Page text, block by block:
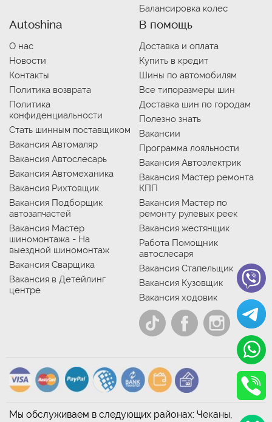
Балансировка колес
Autoshina
О нас
Новости
Контакты
Политика возврата
Политика
конфиденциальности
Стать шинным поставщиком
Вакансия Автомаляр
Вакансия Автослесарь
Вакансия Автомеханика
Вакансия Рихтовщик
Вакансия Подборщик
автозапчастей
Вакансия Мастер
шиномонтажа - На
выездной шиномонтаж
Вакансия Сварщика
Вакансия в Детейлинг
центре
В помощь
Доставка и оплата
Купить в кредит
Шины по автомобилям
Все типоразмеры шин
Доставка шин по городам
Полезно знать
Вакансии
Программа лояльности
Вакансия Автоэлектрик
Вакансия Мастер ремонта
КПП
Вакансия Мастер по
ремонту рулевых реек
Вакансия жестянщик
Работа Помощник
автослесаря
Вакансия Стапельщик
Вакансия Кузовщик
Вакансия ходовик
Мы обслуживаем в следующих районах: Чеканы,